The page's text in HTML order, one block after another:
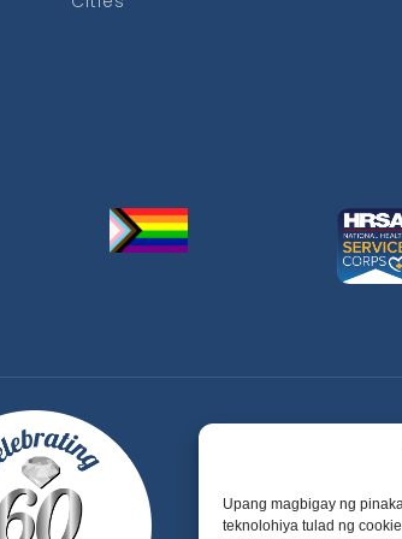
Upang magbigay ng
teknolohiya tulad ng